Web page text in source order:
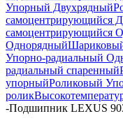
Упорный Двухрядный
самоцентрирующийся
самоцентрирующийся
Однорядный
Упорно-радиальный
радиальный спаренный
упорныйРоликовый
ролик
-Подшипник LEXUS